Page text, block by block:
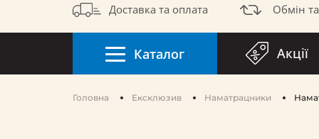
Доставка та оплата Обмін
Каталог Акції
Головна Ексклюзив Наматрацники